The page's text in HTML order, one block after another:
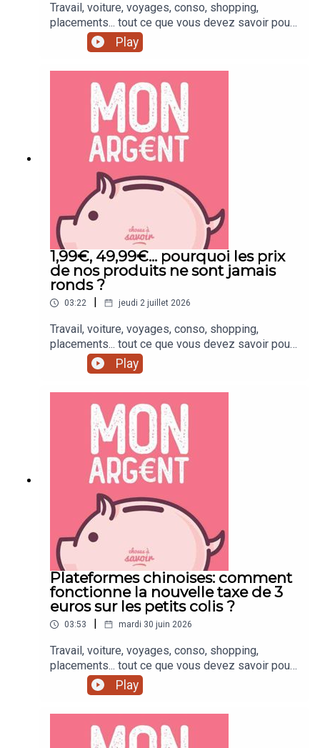
Travail, voiture, voyages, conso, shopping,
placements... tout ce que vous devez savoir pour
mieux gérer votre argent !Formulaire "congé
supplémentaire de naissance"
Play
1,99€, 49,99€... pourquoi les prix
de nos produits ne sont jamais
ronds ?
03:22 jeudi 2 juillet 2026
Travail, voiture, voyages, conso, shopping,
placements... tout ce que vous devez savoir pour
mieux gérer votre argent !
Play
Plateformes chinoises: comment
fonctionne la nouvelle taxe de 3
euros sur les petits colis ?
03:53 mardi 30 juin 2026
Travail, voiture, voyages, conso, shopping,
placements... tout ce que vous devez savoir pour
mieux gérer votre argent !
Play